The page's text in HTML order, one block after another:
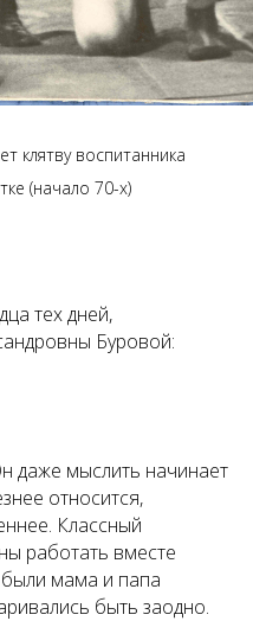
клятву воспитанника
(начало 70-х)
тех дней,
Буровой:
даже мыслить начинает
относится,
Классный
работать вместе
были мама и папа
быть заодно.